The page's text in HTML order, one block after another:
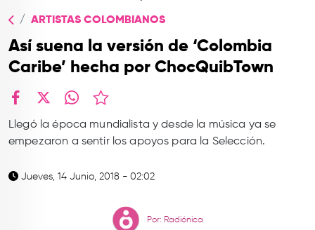
CONTACTO
ARTISTAS COLOMBIANOS
Así suena la versión de ‘Colombia
Caribe’ hecha por ChocQuibTown
Llegó la época mundialista y desde la música ya se
empezaron a sentir los apoyos para la Selección.
Jueves, 14 Junio, 2018 - 02:02
Por: Radiónica